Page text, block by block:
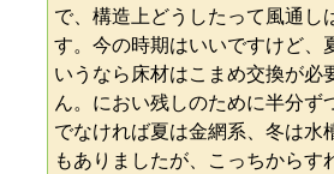
で、構造上どうしたって風通し
す。今の時期はいいですけど、
いうなら床材はこまめ交換が必
ん。におい残しのために半分ず
でなければ夏は金網系、冬は水
もありましたが、こっちからす